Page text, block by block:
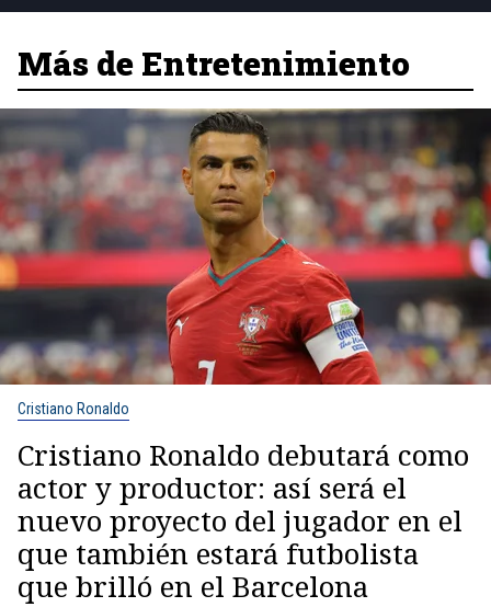
Más de Entretenimiento
Cristiano Ronaldo
Cristiano Ronaldo debutará como
actor y productor: así será el
nuevo proyecto del jugador en el
que también estará futbolista
que brilló en el Barcelona